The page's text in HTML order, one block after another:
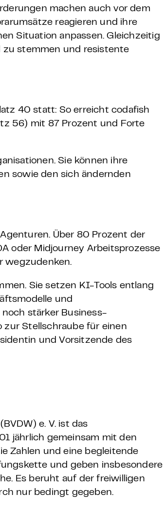
machen auch vor dem
reagieren und ihre
Situation anpassen. Gleichzeitig
zu stemmen und resistente
40 statt: So erreicht codafish
56) mit 87 Prozent und Forte
Sie können ihre
sowie den sich ändernden
Über 80 Prozent der
oder Midjourney Arbeitsprozesse
wegzudenken.
Sie setzen KI-Tools entlang
und
stärker Business-
zur Stellschraube für einen
und Vorsitzende des
e. V. ist das
jährlich gemeinsam mit den
Zahlen und eine begleitende
und geben insbesondere
Es beruht auf der freiwilligen
nur bedingt gegeben.